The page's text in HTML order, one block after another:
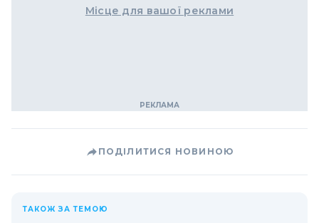
Місце для вашої реклами
ПОДІЛИТИСЯ НОВИНОЮ
ТАКОЖ ЗА ТЕМОЮ